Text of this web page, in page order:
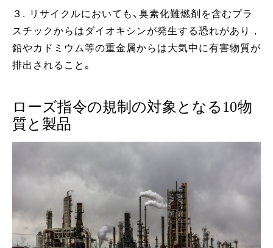
３. リサイクルにおいても、臭素化難燃剤を含むプラ
スチックからはダイオキシンが発生する恐れがあり，
鉛やカドミウム等の重金属からは大気中に有害物質が
排出されること。
ローズ指令の規制の対象となる10物
質と製品